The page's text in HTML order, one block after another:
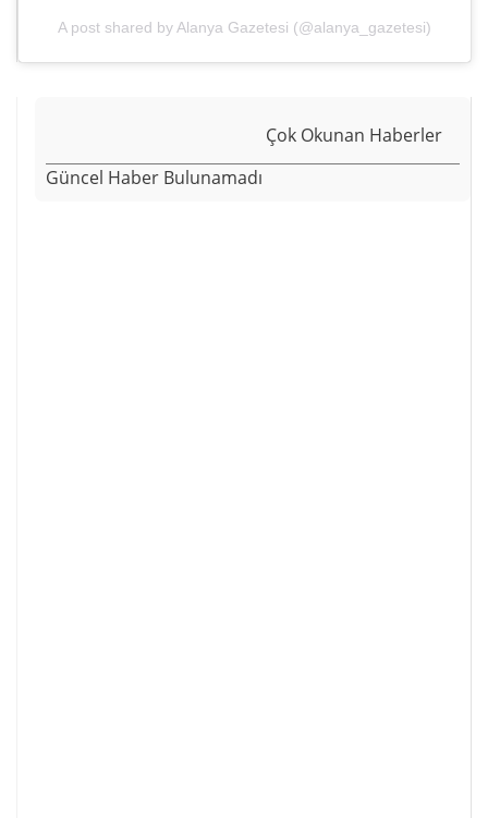
A post shared by Alanya Gazetesi (@alanya_gazetesi)
Çok Okunan Haberler
Güncel Haber Bulunamadı